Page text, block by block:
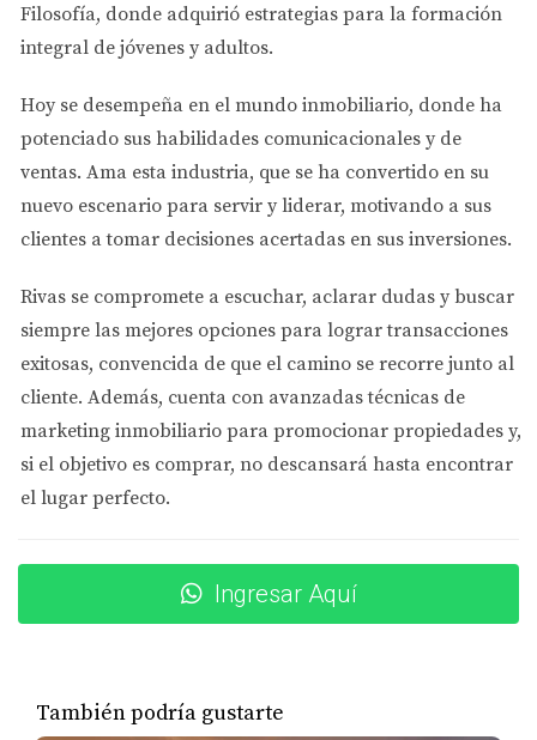
despersonalizar tu hogar. Esto significa quitar fotos
familiares y objetos personales que puedan distraer a los
compradores se imaginen viviendo en ese espacio.
Retira objetos decorativos excesivos.
Organiza armarios y espacios de almacenamiento.
Realiza una limpieza profunda en toda la casa.
No subestimes el poder de las pequeñas reparaciones.
Un grifo goteante o una puerta chirriante pueden dar la
impresión de que la casa no ha sido bien cuidada.
Asegúrate de abordar estos problemas antes de mostrar
tu hogar.
ESTABLECER EL PRECIO
ADECUADO
Uno de los factores más críticos al vender una casa es
mientras que un precio demasiado bajo puede hacerte
Filosofía, donde adquirió estrategias para la formación
integral de jóvenes y adultos.
Hoy se desempeña en el mundo inmobiliario, donde ha
potenciado sus habilidades comunicacionales y de
ventas. Ama esta industria, que se ha convertido en su
nuevo escenario para servir y liderar, motivando a sus
clientes a tomar decisiones acertadas en sus inversiones.
Rivas se compromete a escuchar, aclarar dudas y buscar
siempre las mejores opciones para lograr transacciones
exitosas, convencida de que el camino se recorre junto al
cliente. Además, cuenta con avanzadas técnicas de
marketing inmobiliario para promocionar propiedades y,
si el objetivo es comprar, no descansará hasta encontrar
el lugar perfecto.
Ingresar Aquí
También podría gustarte